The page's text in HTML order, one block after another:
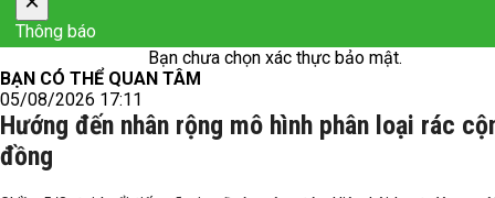
Thông báo
Bạn chưa chọn xác thực bảo mật.
BẠN CÓ THỂ QUAN TÂM
05/08/2026 17:11
Hướng đến nhân rộng mô hình phân loại rác
đồng